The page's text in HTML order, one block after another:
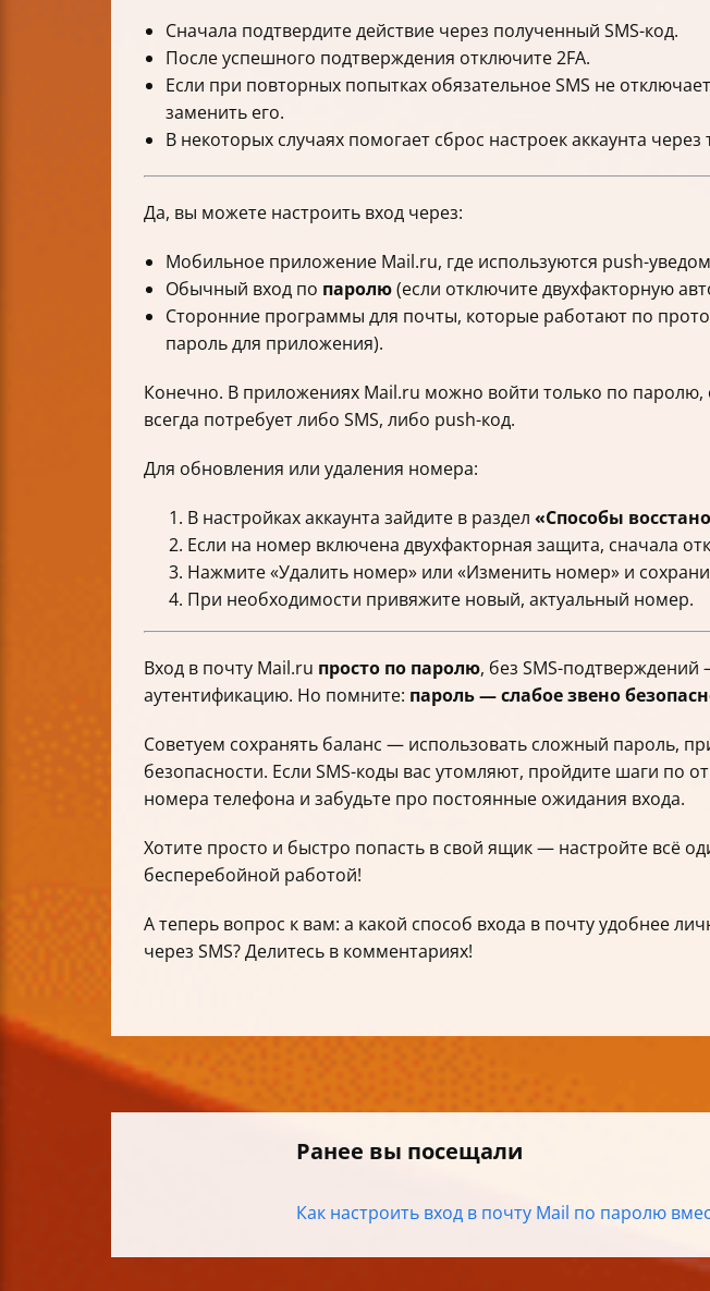
Сначала подтвердите действие через полученный SMS-код.
После успешного подтверждения отключите 2FA.
Если при повторных попытках обязательное SMS не
заменить его.
В некоторых случаях помогает сброс настроек аккаунта
Да, вы можете настроить вход через:
Мобильное приложение Mail.ru, где используются push-
Обычный вход по паролю(если отключите двухфакторную
Сторонние программы для почты, которые работают по
пароль для приложения).
Конечно. В приложениях Mail.ru можно войти только по паролю,
всегда потребует либо SMS, либо push-код.
Для обновления или удаления номера:
В настройках аккаунта зайдите в раздел «Способы
Если на номер включена двухфакторная защита, сначала
Нажмите «Удалить номер» или «Изменить номер» и
При необходимости привяжите новый, актуальный номер.
Вход в почту Mail.ru просто по паролю, без SMS-
аутентификацию. Но помните: пароль — слабое звено
Советуем сохранять баланс — использовать сложный пароль,
безопасности. Если SMS-коды вас утомляют, пройдите шаги по
номера телефона и забудьте про постоянные ожидания входа.
Хотите просто и быстро попасть в свой ящик — настройте всё
бесперебойной работой!
А теперь вопрос к вам: а какой способ входа в почту удобнее
через SMS? Делитесь в комментариях!
Ранее вы посещали
Как настроить вход в почту Mail по паролю